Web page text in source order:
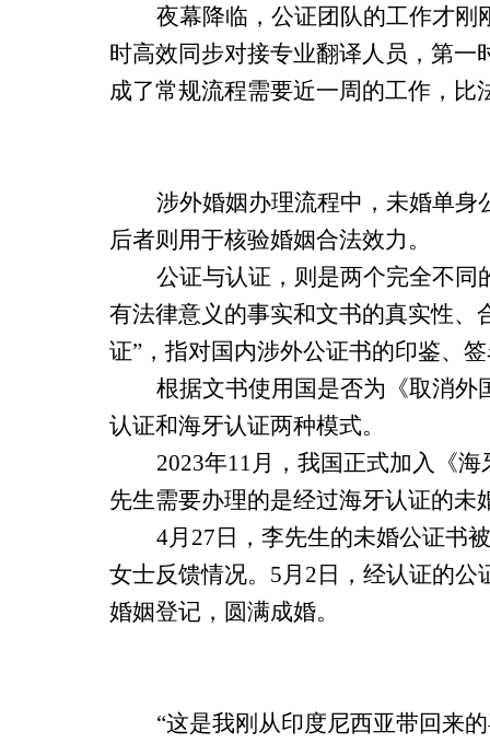
夜幕降临，公证团队的工作才
时高效同步对接专业翻译人员，第
成了常规流程需要近一周的工作，比
涉外婚姻办理流程中，未婚单
后者则用于核验婚姻合法效力。
公证与认证，则是两个完全不
有法律意义的事实和文书的真实性
证”，指对国内涉外公证书的印鉴、
根据文书使用国是否为《取消
认证和海牙认证两种模式。
2023年11月，我国正式加入《
先生需要办理的是经过海牙认证的未
4月27日，李先生的未婚公证书
女士反馈情况。5月2日，经认证的
婚姻登记，圆满成婚。
“这是我刚从印度尼西亚带回来